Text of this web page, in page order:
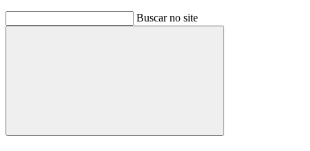
Buscar no site
Buscar